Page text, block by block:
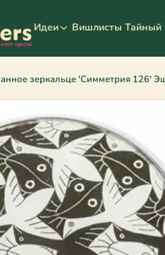
Идеи Вишлисты Тайный
зеркальце 'Симметрия 126'